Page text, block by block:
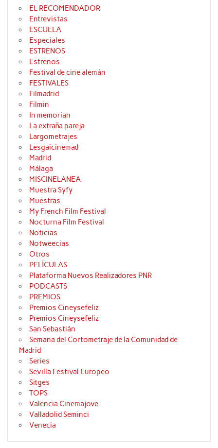
EL RECOMENDADOR
Entrevistas
ESCUELA
Especiales
ESTRENOS
Estrenos
Festival de cine alemán
FESTIVALES
Filmadrid
Filmin
In memorian
La extraña pareja
Largometrajes
Lesgaicinemad
Madrid
Málaga
MISCINELANEA
Muestra Syfy
Muestras
My French Film Festival
Nocturna Film Festival
Noticias
Notweecias
Otros
PELÍCULAS
Plataforma Nuevos Realizadores PNR
PODCASTS
PREMIOS
Premios Cineysefeliz
Premios Cineysefeliz
San Sebastián
Semana del Cortometraje de la Comunidad de
Madrid
Series
Sevilla Festival Europeo
Sitges
TOPS
Valencia Cinemajove
Valladolid Seminci
Venecia